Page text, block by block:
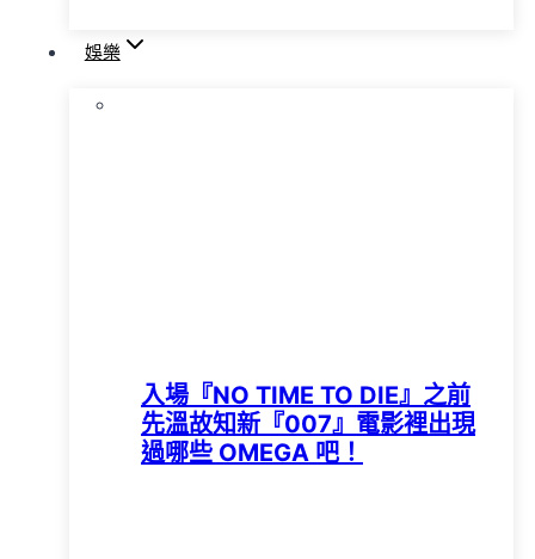
娛樂
入場『NO TIME TO DIE』之前
先溫故知新『007』電影裡出現
過哪些 OMEGA 吧！